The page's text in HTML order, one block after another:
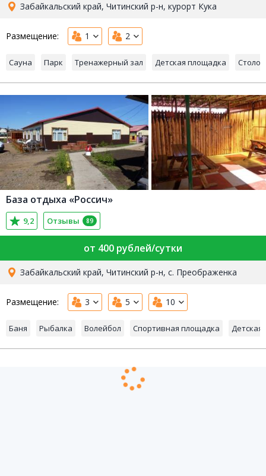
Забайкальский край, Читинский р-н, курорт Кука
Размещение: 1 2
Сауна Парк Тренажерный зал Детская площадка
База отдыха «Россич»
9,2 Отзывы 89
от 400 рублей/сутки
Забайкальский край, Читинский р-н, с. Преображенка
Размещение: 3 5 10
Баня Рыбалка Волейбол Спортивная площадка